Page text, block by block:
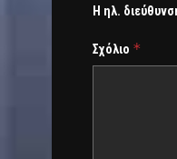
Η ηλ.
Σχόλιο *